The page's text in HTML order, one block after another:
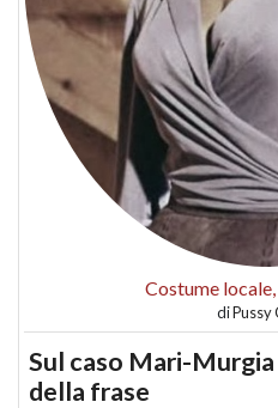
Costume
diPussy
Sul caso Mari-
della frase